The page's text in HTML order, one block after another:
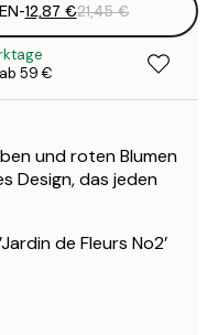
-12,87 €21,45 €
59 €
und roten Blumen
Design, das jeden
de Fleurs No2’